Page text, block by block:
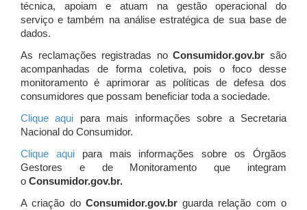
técnica, apoiam e atuam na gestão operacional do
serviço e também na análise estratégica de sua base de
dados.
As reclamações registradas noConsumidor.gov.br são
acompanhadas de forma coletiva, pois o foco desse
monitoramento é aprimorar as políticas de defesa dos
consumidores que possam beneficiar toda a sociedade.
Clique aqui para mais informações sobre a Secretaria
Nacional do Consumidor.
Clique aquipara mais informações sobre os Órgãos
Gestores e de Monitoramento que integram
o Consumidor.gov.br.
A criação do Consumidor.gov.brguarda relação com o